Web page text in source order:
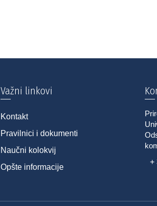
Važni linkovi
Kontakt
Pravilnici i dokumenti
Naučni kolokvij
Opšte informacije
+